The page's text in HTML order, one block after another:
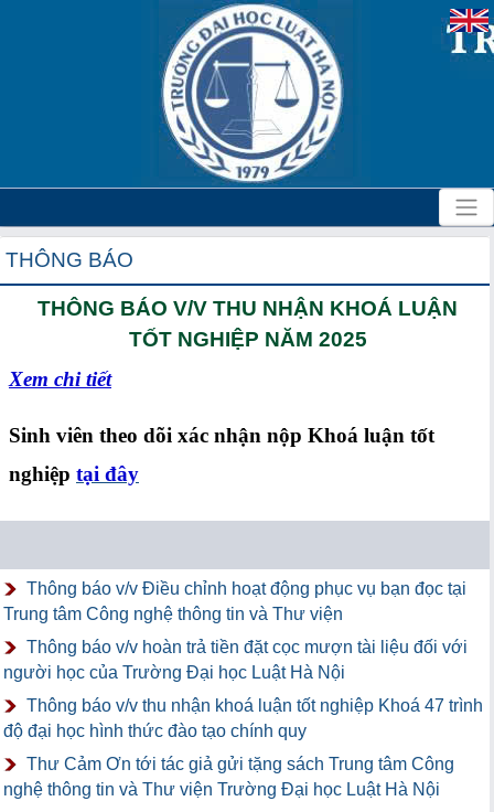
THÔNG BÁO
THÔNG BÁO V/V THU NHẬN KHOÁ LUẬN
TỐT NGHIỆP NĂM 2025
Xem chi tiết
Sinh viên theo dõi xác nhận nộp Khoá luận tốt
nghiệp tại đây
Thông báo v/v Điều chỉnh hoạt động phục vụ bạn đọc tại
Trung tâm Công nghệ thông tin và Thư viện
Thông báo v/v hoàn trả tiền đặt cọc mượn tài liệu đối với
người học của Trường Đại học Luật Hà Nội
Thông báo v/v thu nhận khoá luận tốt nghiệp Khoá 47 trình
độ đại học hình thức đào tạo chính quy
Thư Cảm Ơn tới tác giả gửi tặng sách Trung tâm Công
nghệ thông tin và Thư viện Trường Đại học Luật Hà Nội